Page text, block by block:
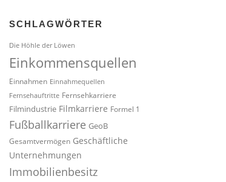
SCHLAGWÖRTER
Die Höhle der Löwen
Einkommensquellen
Einnahmen Einnahmequellen
Fernsehauftritte Fernsehkarriere
Filmindustrie Filmkarriere Formel 1
Fußballkarriere GeoB
Gesamtvermögen Geschäftliche
Unternehmungen
Immobilienbesitz